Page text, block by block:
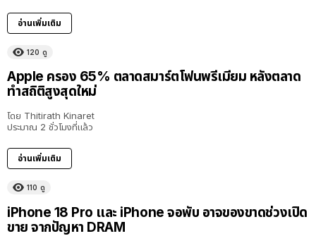
อ่านเพิ่มเติม
120 ดู
Apple ครอง 65% ตลาดสมาร์ตโฟนพรีเมียม หลังตลาด
ทำสถิติสูงสุดใหม่
โดย Thitirath Kinaret
ประมาณ 2 ชั่วโมงที่แล้ว
อ่านเพิ่มเติม
110 ดู
iPhone 18 Pro และ iPhone จอพับ อาจของขาดช่วงเปิด
ขาย จากปัญหา DRAM